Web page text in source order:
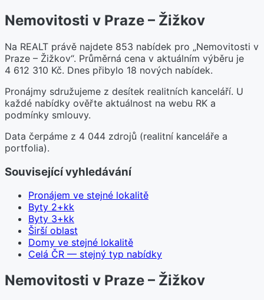
Nemovitosti v Praze – Žižkov
Na REALT právě najdete 853 nabídek pro „Nemovitosti v
Praze – Žižkov“. Průměrná cena v aktuálním výběru je
4 612 310 Kč. Dnes přibylo 18 nových nabídek.
Pronájmy sdružujeme z desítek realitních kanceláří. U
každé nabídky ověřte aktuálnost na webu RK a
podmínky smlouvy.
Data čerpáme z 4 044 zdrojů (realitní kanceláře a
portfolia).
Související vyhledávání
Pronájem ve stejné lokalitě
Byty 2+kk
Byty 3+kk
Širší oblast
Domy ve stejné lokalitě
Celá ČR — stejný typ nabídky
Nemovitosti v Praze – Žižkov